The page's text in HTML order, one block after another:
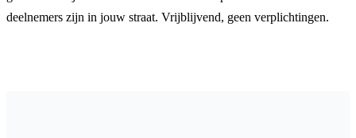
deelnemers zijn in jouw straat. Vrijblijvend, geen verplichtingen.